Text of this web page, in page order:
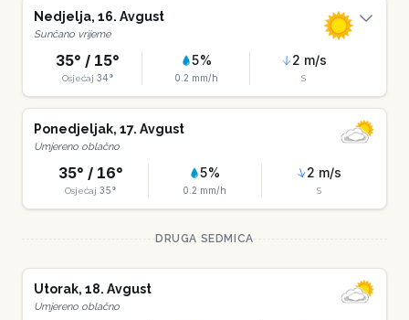
Nedjelja, 16. Avgust
Sunčano vrijeme
35° / 15°
Osjećaj 34°
5%
0.2 mm/h
2 m/s
S
Ponedjeljak, 17. Avgust
Umjereno oblačno
35° / 16°
Osjećaj 35°
5%
0.2 mm/h
2 m/s
S
DRUGA SEDMICA
Utorak, 18. Avgust
Umjereno oblačno